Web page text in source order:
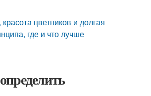
цветников и долгая
где и что лучше